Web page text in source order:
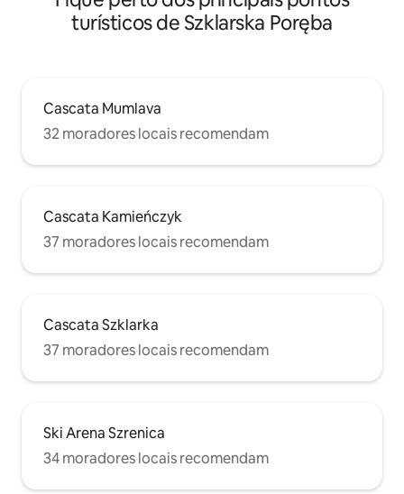
turísticos de Szklarska Poręba
Cascata Mumlava
32 moradores locais recomendam
Cascata Kamieńczyk
37 moradores locais recomendam
Cascata Szklarka
37 moradores locais recomendam
Ski Arena Szrenica
34 moradores locais recomendam